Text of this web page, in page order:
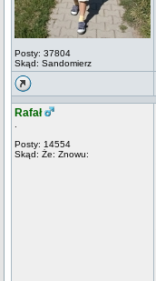
Posty: 37804
Skąd: Sandomierz
Rafał
Posty: 14554
Skąd: Że: Znowu: